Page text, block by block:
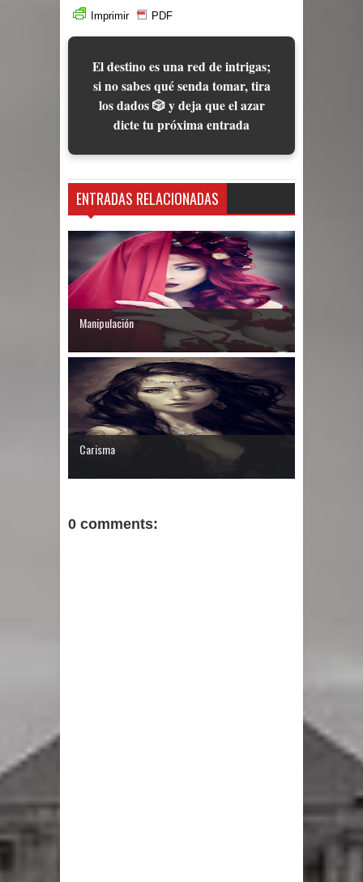
Imprimir PDF
El destino es una red de intrigas;
si no sabes qué senda tomar, tira
los dados 🎲 y deja que el azar
dicte tu próxima entrada
ENTRADAS RELACIONADAS
Manipulación
Carisma
0 comments: